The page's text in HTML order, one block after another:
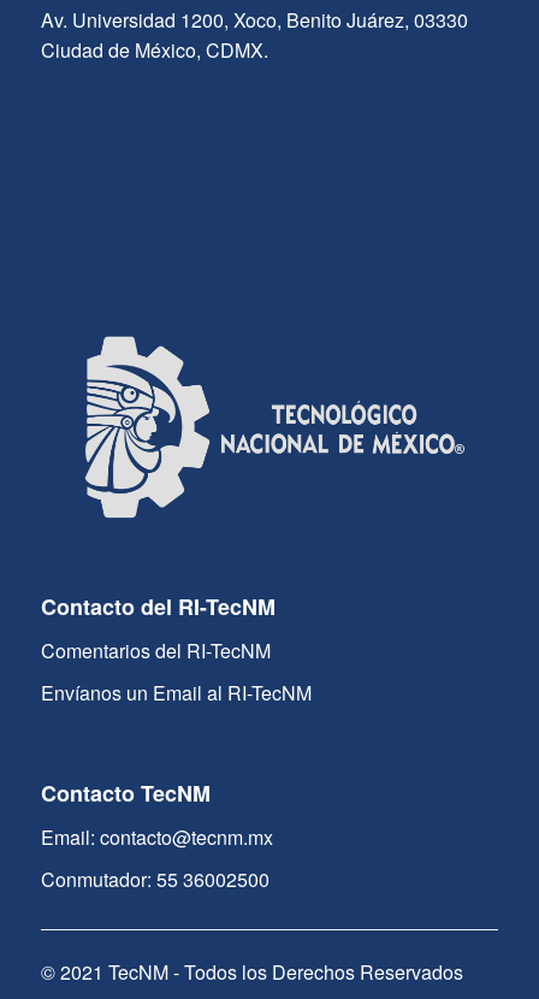
Av. Universidad 1200, Xoco, Benito Juárez, 03330
Ciudad de México, CDMX.
Contacto del RI-TecNM
Comentarios del RI-TecNM
Envíanos un Email al RI-TecNM
Contacto TecNM
Email: contacto@tecnm.mx
Conmutador: 55 36002500
© 2021 TecNM - Todos los Derechos Reservados